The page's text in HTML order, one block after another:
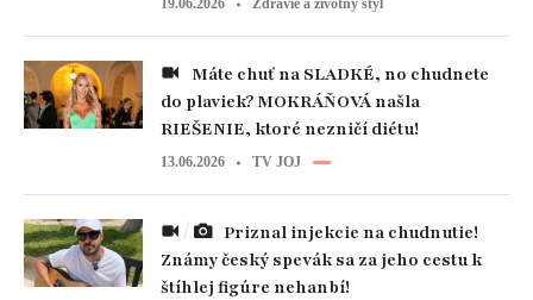
19.06.2026 Zdravie a životný štýl
do plaviek? MOKRÁŇOVÁ našla
RIEŠENIE, ktoré nezničí diétu!
13.06.2026 TV JOJ
Známy český spevák sa za jeho cestu k
štíhlej figúre nehanbí!